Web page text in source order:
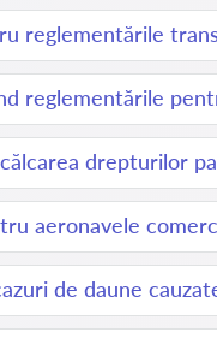
reglementările
reglementările
drepturilor
aeronavele
de daune